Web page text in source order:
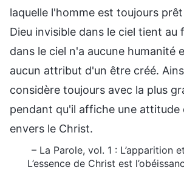
laquelle l'homme est toujours
Dieu invisible dans le ciel tient au
dans le ciel n'a aucune humanité
aucun attribut d'un être créé.
considère toujours avec la plus
pendant qu'il affiche une attitude
envers le Christ.
– La Parole, vol. 1 : L’apparition
L’essence de Christ est